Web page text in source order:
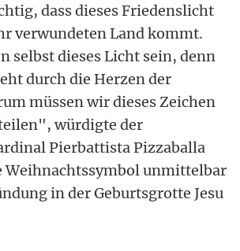
dass dieses Friedenslicht
verwundeten Land kommt.
selbst dieses Licht sein, denn
durch die Herzen der
müssen wir dieses Zeichen
würdigte der
Pierbattista Pizzaballa
Weihnachtssymbol unmittelbar
in der Geburtsgrotte Jesu